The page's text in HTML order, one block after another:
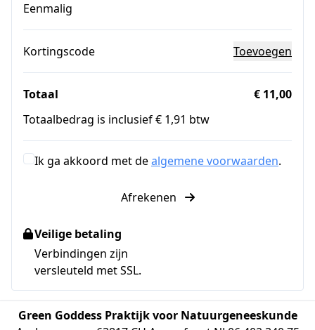
Eenmalig
Kortingscode Toevoegen
Totaal
€ 11,00
Totaalbedrag is inclusief € 1,91 btw
Ik ga akkoord met dealgemene voorwaarden.
Afrekenen
Veilige betaling
Verbindingen zijn
versleuteld met SSL.
Green Goddess Praktijk voor Natuurgeneeskunde